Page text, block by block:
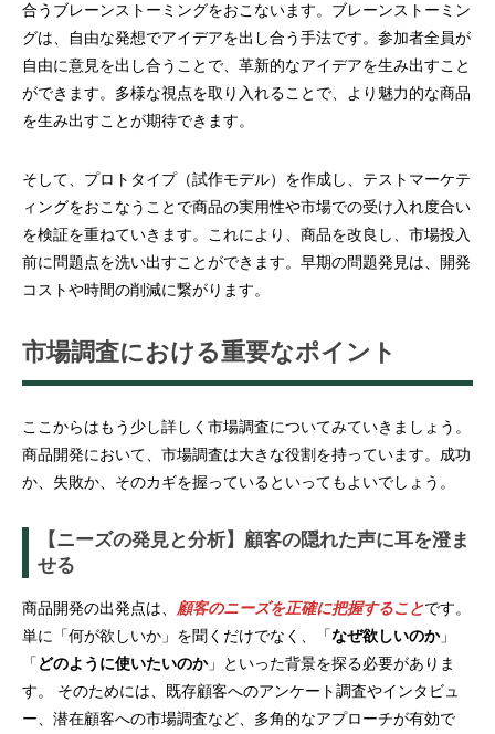
合うブレーンストーミングをおこないます。ブレーンストーミン
グは、自由な発想でアイデアを出し合う手法です。参加者全員が
自由に意見を出し合うことで、革新的なアイデアを生み出すこと
ができます。多様な視点を取り入れることで、より魅力的な商品
を生み出すことが期待できます。
そして、プロトタイプ（試作モデル）を作成し、テストマーケテ
ィングをおこなうことで商品の実用性や市場での受け入れ度合い
を検証を重ねていきます。これにより、商品を改良し、市場投入
前に問題点を洗い出すことができます。早期の問題発見は、開発
コストや時間の削減に繋がります。
市場調査における重要なポイント
ここからはもう少し詳しく市場調査についてみていきましょう。
商品開発において、市場調査は大きな役割を持っています。成功
か、失敗か、そのカギを握っているといってもよいでしょう。
【ニーズの発見と分析】顧客の隠れた声に耳を澄ま
せる
商品開発の出発点は、 顧客のニーズを正確に把握することです。
単に「何が欲しいか」を聞くだけでなく、「なぜ欲しいのか」
「 どのように使いたいのか」といった背景を探る必要がありま
す。 そのためには、既存顧客へのアンケート調査やインタビュ
ー、潜在顧客への市場調査など、多角的なアプローチが有効で